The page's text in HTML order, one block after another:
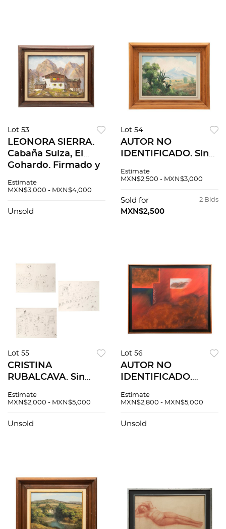
Lot 53
LEONORA SIERRA.
Cabaña Suiza, El
Gohardo. Firmado y
frente. Óleo sobre
Estimate
MXN$3,000 - MXN$4,000
Unsold
Lot 54
AUTOR NO
IDENTIFICADO. Sin
Óleo sobre tela. 30 x
Estimate
MXN$2,500 - MXN$3,000
2 Bids
Sold for
MXN$2,500
Lot 55
CRISTINA
RUBALCAVA. Sin
fechadas 96.
45 / 50. 56 x 76 cm.
Estimate
MXN$2,000 - MXN$5,000
Unsold
Lot 56
AUTOR NO
IDENTIFICADO.
fechado 1988. Óleo
cm
Estimate
MXN$2,800 - MXN$5,000
Unsold